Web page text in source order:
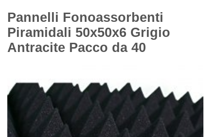
Pannelli Fonoassorbenti
Piramidali 50x50x6 Grigio
Antracite Pacco da 40